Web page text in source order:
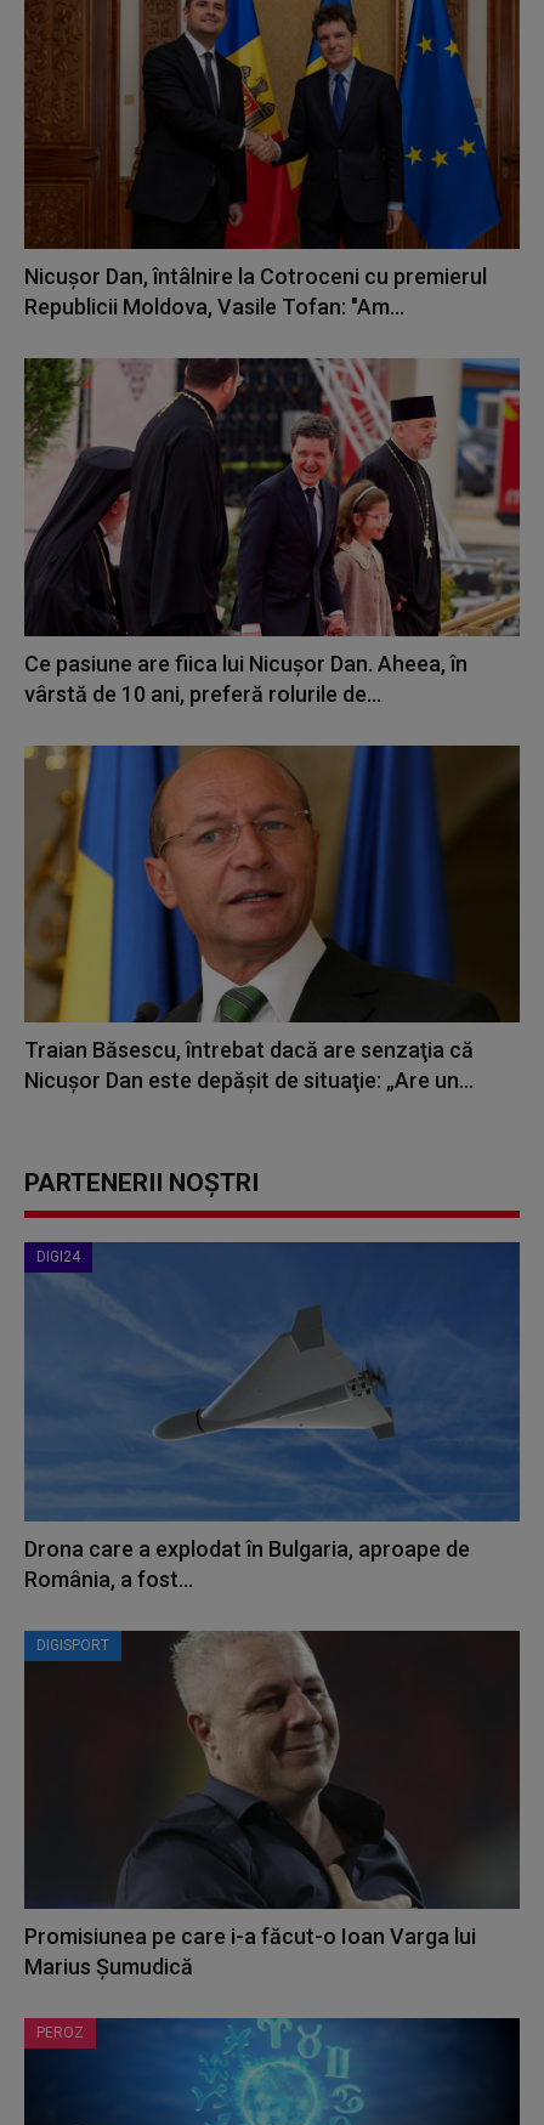
Nicuşor Dan, întâlnire la Cotroceni cu premierul
Republicii Moldova, Vasile Tofan: "Am...
Ce pasiune are fiica lui Nicușor Dan. Aheea, în
vârstă de 10 ani, preferă rolurile de...
Traian Băsescu, întrebat dacă are senzaţia că
Nicuşor Dan este depăşit de situaţie: „Are un...
PARTENERII NOȘTRI
DIGI24
Drona care a explodat în Bulgaria, aproape de
România, a fost...
DIGISPORT
Promisiunea pe care i-a făcut-o Ioan Varga lui
Marius Șumudică
PEROZ